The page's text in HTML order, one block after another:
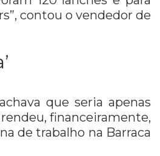
contou o vendedor de
que seria apenas
financeiramente,
de trabalho na Barraca